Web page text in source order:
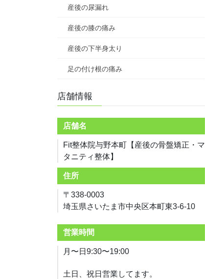
産後の尿漏れ
産後の膝の痛み
産後の下半身太り
足の付け根の痛み
店舗情報
店舗名
Fit整体院与野本町【産後の骨盤矯正・マ
タニティ整体】
住所
〒338-0003
埼玉県さいたま市中央区本町東3-6-10
営業時間
月〜日9:30〜19:00
土日、祝日営業してます。